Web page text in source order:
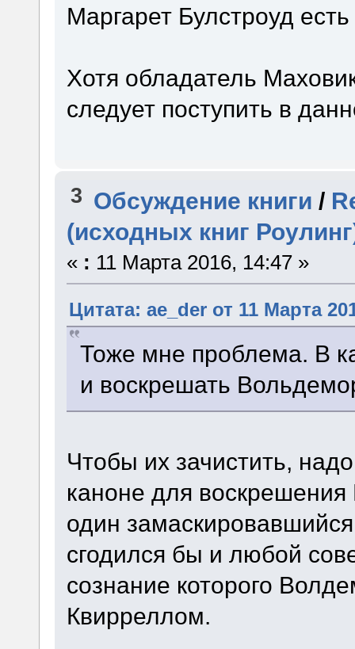
Маргарет Булстроуд
Хотя обладатель
следует поступить в
3 Обсуждение книги /
(исходных книг
« : 11 Марта 2016, 14:47 »
Цитата: ae_der от 11 Марта
Тоже мне проблема. В
и воскрешать
Чтобы их зачистить,
каноне для
один
сгодился бы и любой
сознание которого
Квирреллом.